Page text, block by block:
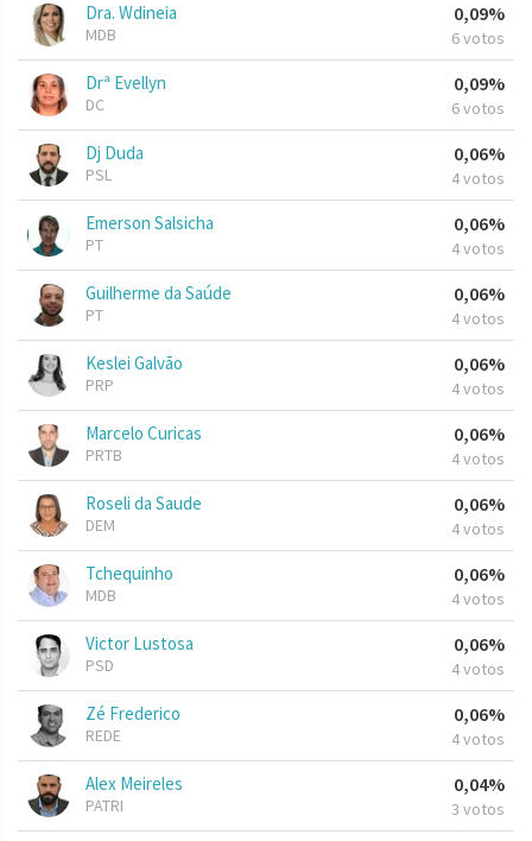
Dra. Wdineia
MDB
0,09%
6 votos
Drª Evellyn
DC
0,09%
6 votos
Dj Duda
PSL
0,06%
4 votos
Emerson Salsicha
PT
0,06%
4 votos
Guilherme da Saúde
PT
0,06%
4 votos
Keslei Galvão
PRP
0,06%
4 votos
Marcelo Curicas
PRTB
0,06%
4 votos
Roseli da Saude
DEM
0,06%
4 votos
Tchequinho
MDB
0,06%
4 votos
Victor Lustosa
PSD
0,06%
4 votos
Zé Frederico
REDE
0,06%
4 votos
Alex Meireles
PATRI
0,04%
3 votos